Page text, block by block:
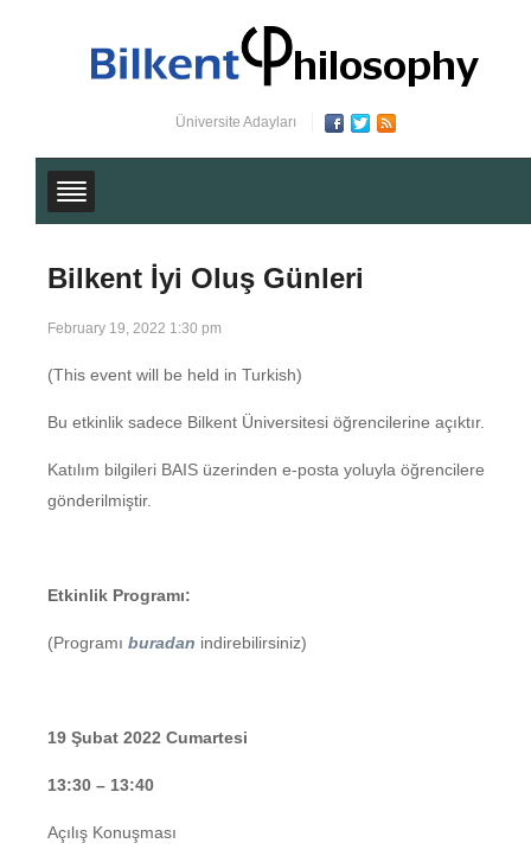
Üniversite Adayları
Bilkent İyi Oluş Günleri
February 19, 2022 1:30 pm
(This event will be held in Turkish)
Bu etkinlik sadece Bilkent Üniversitesi öğrencilerine açıktır.
Katılım bilgileri BAIS üzerinden e-posta yoluyla öğrencilere
gönderilmiştir.
Etkinlik Programı:
(Programı buradan indirebilirsiniz)
19 Şubat 2022 Cumartesi
13:30 – 13:40
Açılış Konuşması